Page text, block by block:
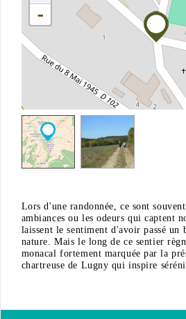
-
Lors d'une randonnée, ce sont
ambiances ou les odeurs qui captent
laissent le sentiment d'avoir passé un
nature. Mais le long de ce sentier
monacal fortement marquée par la
chartreuse de Lugny qui inspire